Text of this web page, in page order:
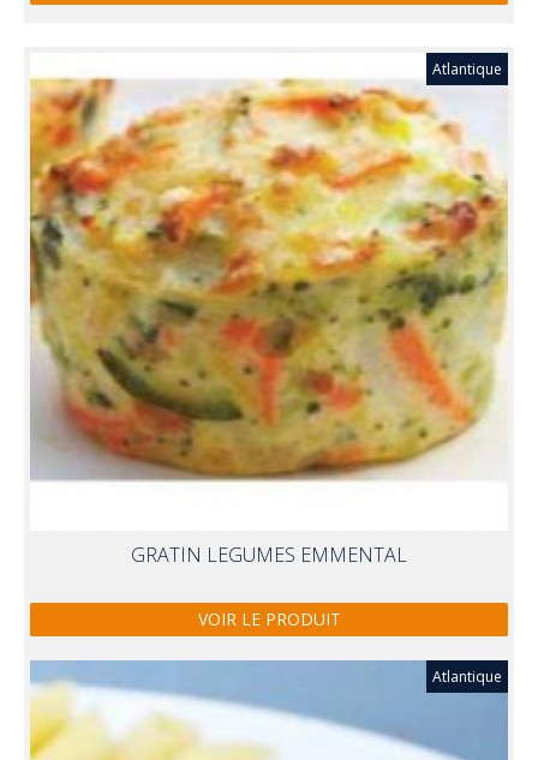
Atlantique
GRATIN LEGUMES EMMENTAL
VOIR LE PRODUIT
Atlantique